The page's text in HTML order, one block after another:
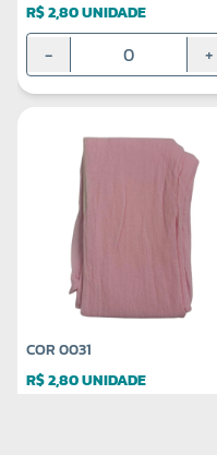
R$ 2,80 UNIDADE
- +
COR 0031
R$ 2,80 UNIDADE